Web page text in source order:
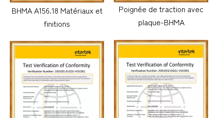
BHMA A156.18 Matériaux et
finitions
Poignée de traction avec
plaque-BHMA